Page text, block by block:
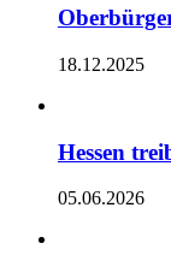
18.12.2025
Hessen
05.06.2026